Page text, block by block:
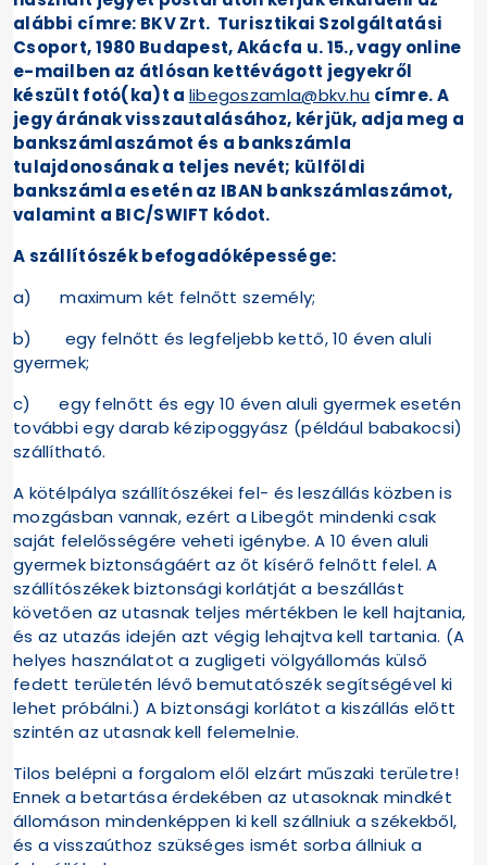
alábbi címre: BKV Zrt. Turisztikai Szolgáltatási
Csoport, 1980 Budapest, Akácfa u. 15., vagy online
e-mailben az átlósan kettévágott jegyekről
készült fotó(ka)t a libegoszamla@bkv.hu címre. A
jegy árának visszautalásához, kérjük, adja meg a
bankszámlaszámot és a bankszámla
tulajdonosának a teljes nevét; külföldi
bankszámla esetén az IBAN bankszámlaszámot,
valamint a BIC/SWIFT kódot.
A szállítószék befogadóképessége:
a) maximum két felnőtt személy;
b) egy felnőtt és legfeljebb kettő, 10 éven aluli
gyermek;
c) egy felnőtt és egy 10 éven aluli gyermek esetén
további egy darab kézipoggyász (például babakocsi)
szállítható.
A kötélpálya szállítószékei fel- és leszállás közben is
mozgásban vannak, ezért a Libegőt mindenki csak
saját felelősségére veheti igénybe. A 10 éven aluli
gyermek biztonságáért az őt kísérő felnőtt felel. A
szállítószékek biztonsági korlátját a beszállást
követően az utasnak teljes mértékben le kell hajtania,
és az utazás idején azt végig lehajtva kell tartania. (A
helyes használatot a zugligeti völgyállomás külső
fedett területén lévő bemutatószék segítségével ki
lehet próbálni.) A biztonsági korlátot a kiszállás előtt
szintén az utasnak kell felemelnie.
Tilos belépni a forgalom elől elzárt műszaki területre!
Ennek a betartása érdekében az utasoknak mindkét
állomáson mindenképpen ki kell szállniuk a székekből,
és a visszaúthoz szükséges ismét sorba állniuk a